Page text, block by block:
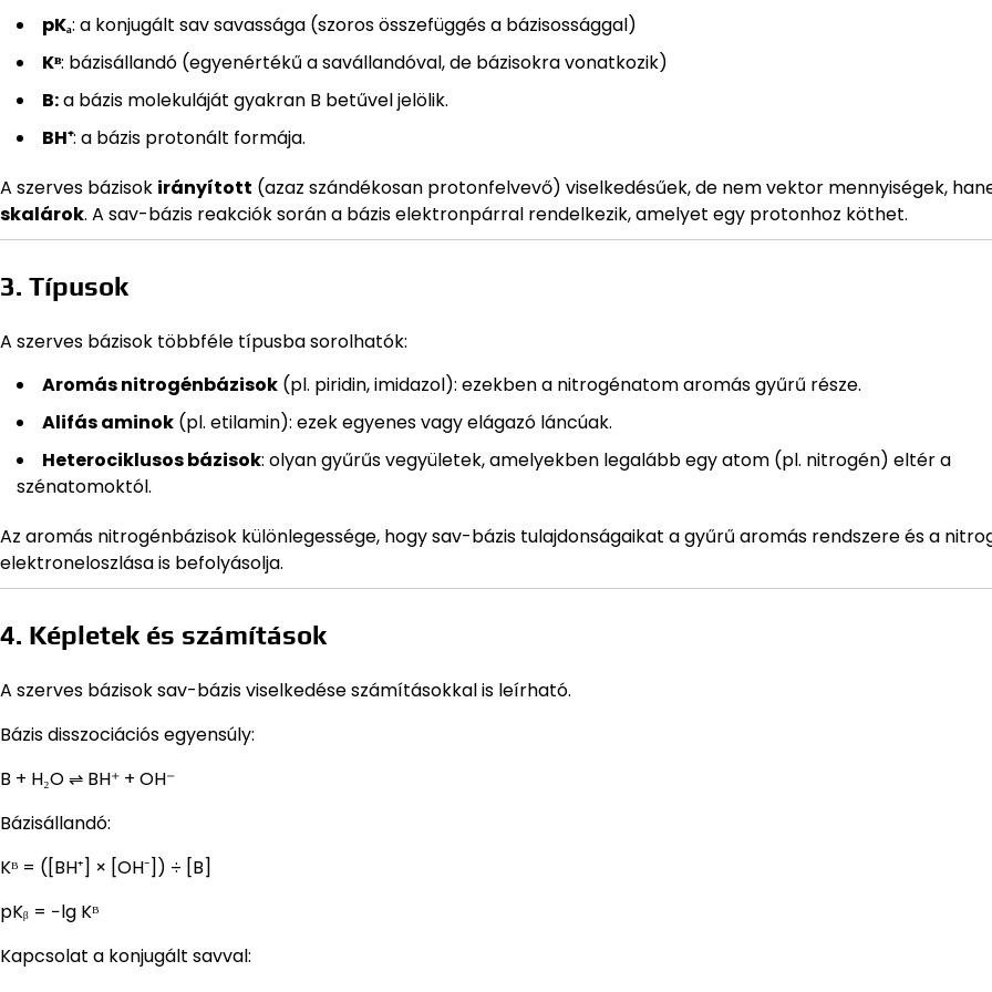
pKₐ: a konjugált sav savassága (szoros összefüggés a bázisossággal)
Kᴮ: bázisállandó (egyenértékű a savállandóval, de bázisokra vonatkozik)
B:a bázis molekuláját gyakran B betűvel jelölik.
BH⁺: a bázis protonált formája.
A szerves bázisok irányított (azaz szándékosan protonfelvevő) viselkedésűek, de nem vektor mennyiségek,
skalárok. A sav-bázis reakciók során a bázis elektronpárral rendelkezik, amelyet egy protonhoz köthet.
3. Típusok
A szerves bázisok többféle típusba sorolhatók:
Aromás nitrogénbázisok (pl. piridin, imidazol): ezekben a nitrogénatom aromás gyűrű része.
Alifás aminok (pl. etilamin): ezek egyenes vagy elágazó láncúak.
Heterociklusos bázisok: olyan gyűrűs vegyületek, amelyekben legalább egy atom (pl. nitrogén) eltér a
szénatomoktól.
Az aromás nitrogénbázisok különlegessége, hogy sav-bázis tulajdonságaikat a gyűrű aromás rendszere és a
elektroneloszlása is befolyásolja.
4. Képletek és számítások
A szerves bázisok sav-bázis viselkedése számításokkal is leírható.
Bázis disszociációs egyensúly:
B + H₂O ⇌ BH⁺ + OH⁻
Bázisállandó:
Kᴮ = ([BH⁺] × [OH⁻]) ÷ [B]
pKᵦ = −lg Kᴮ
Kapcsolat a konjugált savval: